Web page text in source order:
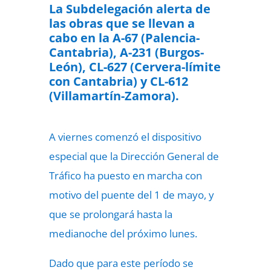
La Subdelegación alerta de
las obras que se llevan a
cabo en la A-67 (Palencia-
Cantabria), A-231 (Burgos-
León), CL-627 (Cervera-límite
con Cantabria) y CL-612
(Villamartín-Zamora).
A viernes comenzó el dispositivo
especial que la Dirección General de
Tráfico ha puesto en marcha con
motivo del puente del 1 de mayo, y
que se prolongará hasta la
medianoche del próximo lunes.
Dado que para este período se